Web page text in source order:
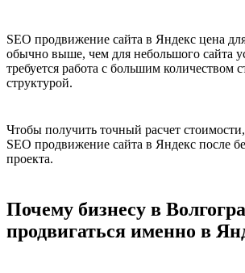
SEO продвижение сайта в Яндекс цена
обычно выше, чем для небольшого сайта
требуется работа с большим количеством
структурой.
Чтобы получить точный расчет
SEO продвижение сайта в Яндекс после
проекта.
Почему бизнесу в
продвигаться именно в